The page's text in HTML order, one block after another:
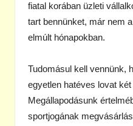
fiatal korában üzleti
tart bennünket, már nem
elmúlt hónapokban.
Tudomásul kell vennünk,
egyetlen hatéves lovat
Megállapodásunk
sportjogának